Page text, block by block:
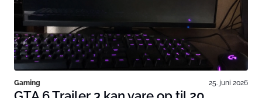
Gaming 25. juni 2026